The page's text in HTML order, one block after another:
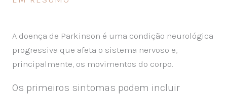
A doença de Parkinson é uma condição neurológica
progressiva que afeta o sistema nervoso e,
principalmente, os movimentos do corpo.
Os primeiros sintomas podem incluir